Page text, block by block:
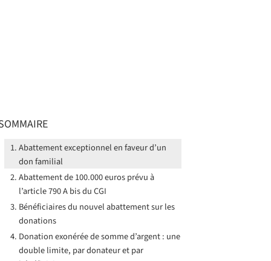
Abattement exceptionnel en faveur d’un
don familial
Abattement de 100.000 euros prévu à
l’article 790 A bis du CGI
Bénéficiaires du nouvel abattement sur les
donations
Donation exonérée de somme d’argent : une
double limite, par donateur et par